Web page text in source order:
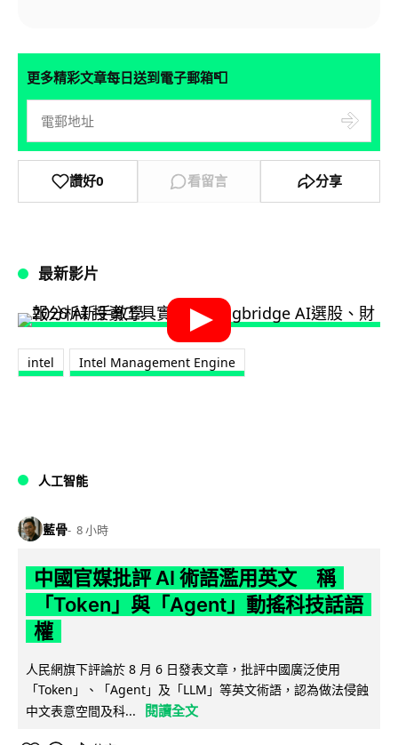
更多精彩文章每日送到電子郵箱📮
讚好0 看留言 分享
最新影片
intel Intel Management Engine
人工智能
藍骨 8 小時
中國官媒批評 AI 術語濫用英文 稱
「Token」與「Agent」動搖科技話語
權
人民網旗下評論於 8 月 6 日發表文章，批評中國廣泛使用
「Token」、「Agent」及「LLM」等英文術語，認為做法侵蝕
中文表意空間及科...
閱讀全文